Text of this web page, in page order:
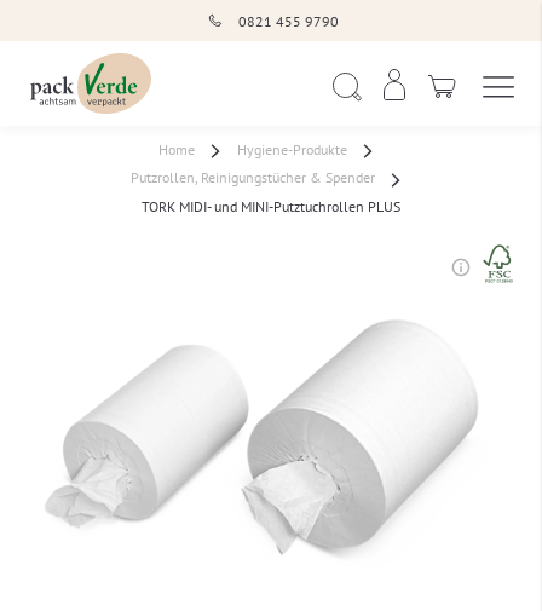
0821 455 9790
Home
Hygiene-Produkte
Putzrollen, Reinigungstücher & Spender
TORK MIDI- und MINI-Putztuchrollen PLUS